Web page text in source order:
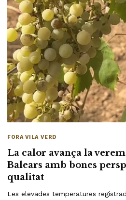
FORA VILA VERD
La calor avança la
Balears amb bones
qualitat
Les elevades temperatures